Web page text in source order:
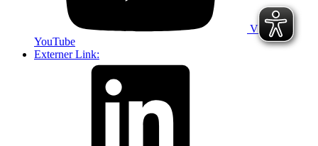
VdK auf
YouTube
Externer Link: